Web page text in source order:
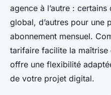
agence à l’autre :
global, d’autres pour une
abonnement mensuel.
tarifaire facilite la
offre une flexibilité
de votre projet digital.